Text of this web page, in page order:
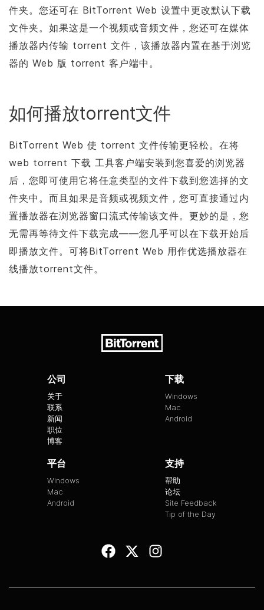
件夹。您还可在 BitTorrent Web 设置中更改默认下载
文件夹。如果这是一个视频或音频文件，您还可在媒体
播放器内传输 torrent 文件，该播放器内置在基于浏览
器的 Web 版 torrent 客户端中。
如何播放torrent文件
BitTorrent Web 使 torrent 文件传输更轻松。在将
web torrent 下载 工具客户端安装到您喜爱的浏览器
后，您即可使用它将任意类型的文件下载到您选择的文
件夹中。而且如果是音频或视频文件，您可直接通过内
置播放器在浏览器窗口流式传输该文件。更妙的是，您
无需再等待文件下载完成——您几乎可以在下载开始后
即播放文件。可将BitTorrent Web 用作优选播放器在
线播放torrent文件。
公司
关于
联系
新闻
职位
博客
下载
Windows
Mac
Android
平台
Windows
Mac
Android
支持
帮助
论坛
Site Feedback
Tip of the Day